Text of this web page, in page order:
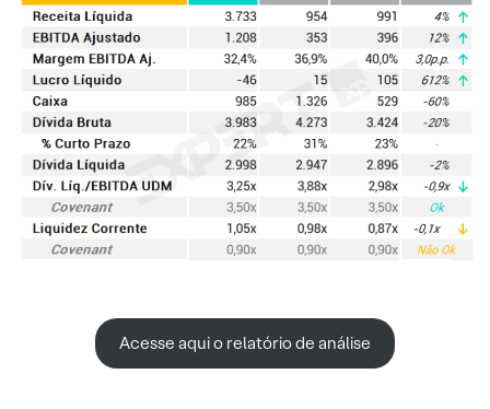
Acesse aqui o relatório de análise